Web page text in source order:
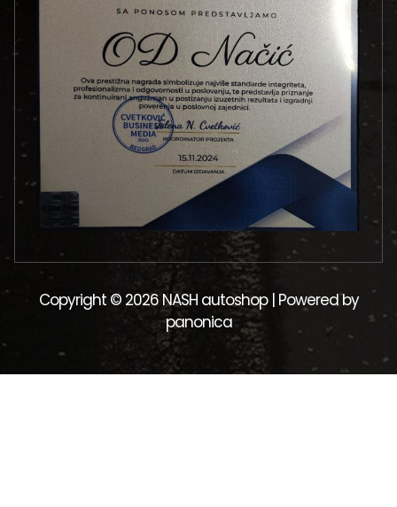
Copyright © 2026 NASH autoshop | Powered by
panonica